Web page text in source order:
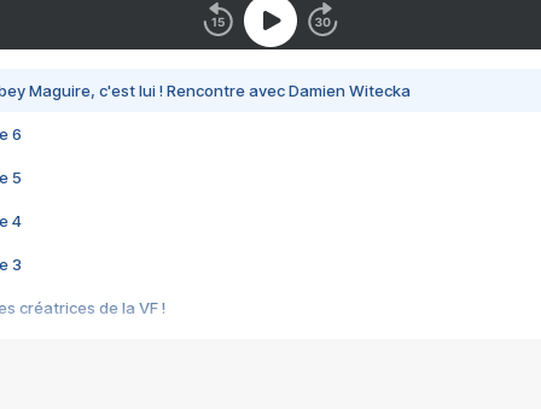
Maguire, c'est lui ! Rencontre avec Damien Witecka
6
5
4
3
créatrices de la VF !